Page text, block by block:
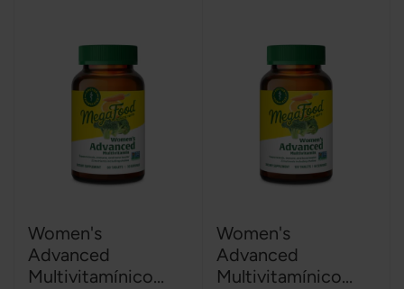
Women's
Advanced
Multivitamínico...
Women's
Advanced
Multivitamínico...